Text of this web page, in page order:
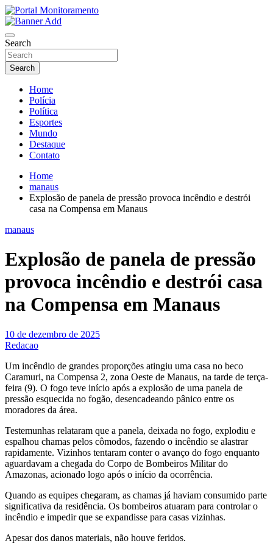
Skip
to
content
Portal Monitoramento
Search
Search
Home
Polícia
Política
Esportes
Mundo
Destaque
Contato
Home
manaus
Explosão de panela de pressão provoca incêndio e destrói
casa na Compensa em Manaus
manaus
Explosão de panela de pressão
provoca incêndio e destrói casa
na Compensa em Manaus
10 de dezembro de 2025
Redacao
Um incêndio de grandes proporções atingiu uma casa no beco
Caramuri, na Compensa 2, zona Oeste de Manaus, na tarde de terça-
feira (9). O fogo teve início após a explosão de uma panela de
pressão esquecida no fogão, desencadeando pânico entre os
moradores da área.
Testemunhas relataram que a panela, deixada no fogo, explodiu e
espalhou chamas pelos cômodos, fazendo o incêndio se alastrar
rapidamente. Vizinhos tentaram conter o avanço do fogo enquanto
aguardavam a chegada do Corpo de Bombeiros Militar do
Amazonas, acionado logo após o início da ocorrência.
Quando as equipes chegaram, as chamas já haviam consumido parte
significativa da residência. Os bombeiros atuaram para controlar o
incêndio e impedir que se expandisse para casas vizinhas.
Apesar dos danos materiais, não houve feridos.